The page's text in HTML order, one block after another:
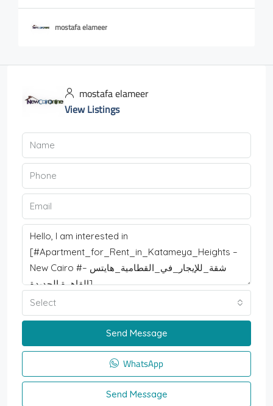
mostafa elameer
mostafa elameer
View Listings
Select
Send Message
WhatsApp
Send Message